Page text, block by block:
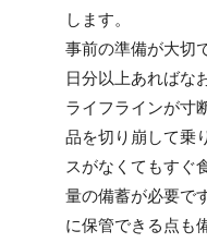
その他
消火用品
救急用品
します。
事前の準備が大切
日分以上あればな
ライフラインが寸
品を切り崩して乗
スがなくてもすぐ
量の備蓄が必要で
に保管できる点も